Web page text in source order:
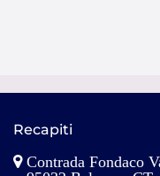
Recapiti
Contrada Fondaco